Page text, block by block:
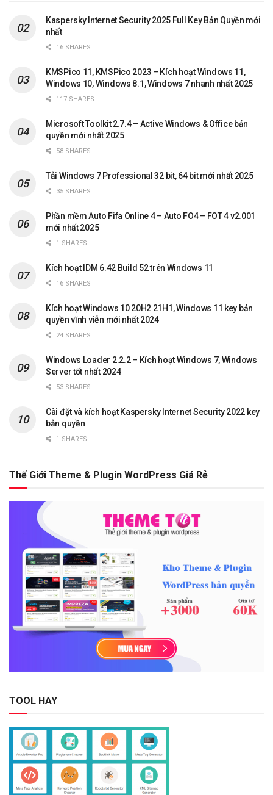
Kaspersky Internet Security 2025 Full Key Bản Quyền mới
nhất
16 SHARES
KMSPico 11, KMSPico 2023 – Kích hoạt Windows 11,
Windows 10, Windows 8.1, Windows 7 nhanh nhất 2025
117 SHARES
Microsoft Toolkit 2.7.4 – Active Windows & Office bản
quyền mới nhất 2025
58 SHARES
Tải Windows 7 Professional 32 bit, 64 bit mới nhất 2025
35 SHARES
Phần mềm Auto Fifa Online 4 – Auto FO4 – FOT 4 v2.001
mới nhất 2025
1 SHARES
Kích hoạt IDM 6.42 Build 52 trên Windows 11
16 SHARES
Kích hoạt Windows 10 20H2 21H1, Windows 11 key bản
quyền vĩnh viễn mới nhất 2024
24 SHARES
Windows Loader 2.2.2 – Kích hoạt Windows 7, Windows
Server tốt nhất 2024
53 SHARES
Cài đặt và kích hoạt Kaspersky Internet Security 2022 key
bản quyền
1 SHARES
Thế Giới Theme & Plugin WordPress Giá Rẻ
TOOL HAY